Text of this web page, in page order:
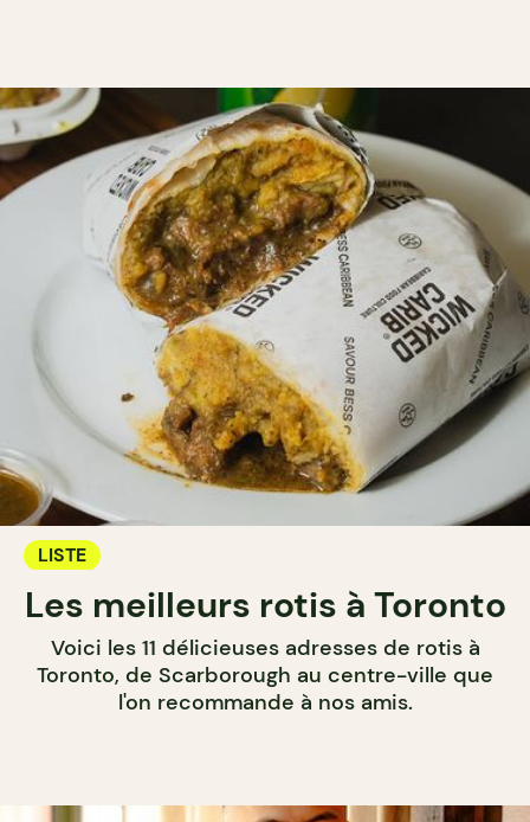
LISTE
Les meilleurs rotis à Toronto
Voici les 11 délicieuses adresses de rotis à
Toronto, de Scarborough au centre-ville que
l'on recommande à nos amis.